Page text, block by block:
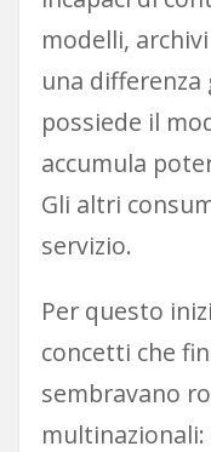
modelli,
una differenza
possiede il
accumula
Gli altri
servizio.
Per questo
concetti che
sembravano